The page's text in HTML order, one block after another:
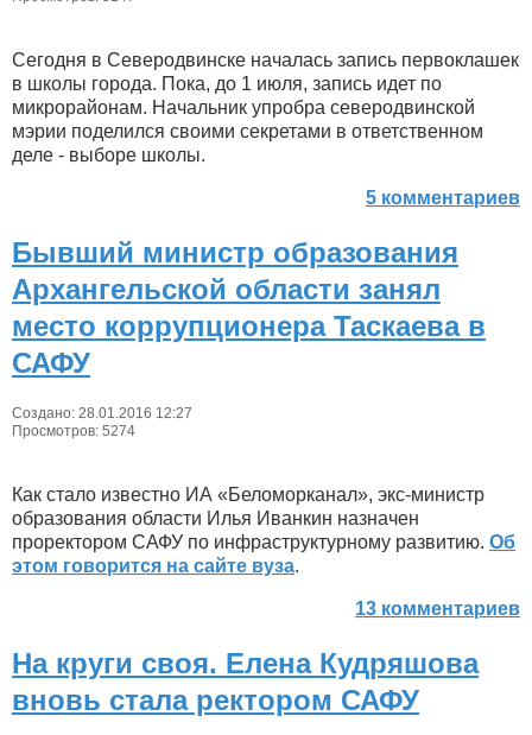
Сегодня в Северодвинске началась запись первоклашек
в школы города. Пока, до 1 июля, запись идет по
микрорайонам. Начальник упробра северодвинской
мэрии поделился своими секретами в ответственном
деле - выборе школы.
5 комментариев
Бывший министр образования
Архангельской области занял
место коррупционера Таскаева в
САФУ
Создано: 28.01.2016 12:27
Просмотров: 5274
Как стало известно ИА «Беломорканал», экс-министр
образования области Илья Иванкин назначен
проректором САФУ по инфраструктурному развитию. Об
этом говорится на сайте вуза.
13 комментариев
На круги своя. Елена Кудряшова
вновь стала ректором САФУ